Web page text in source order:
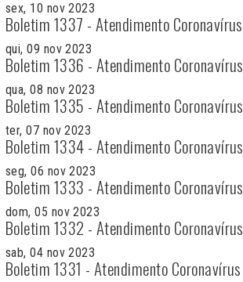
sex, 10 nov 2023
Boletim 1337 - Atendimento Coronavírus
qui, 09 nov 2023
Boletim 1336 - Atendimento Coronavírus
qua, 08 nov 2023
Boletim 1335 - Atendimento Coronavírus
ter, 07 nov 2023
Boletim 1334 - Atendimento Coronavírus
seg, 06 nov 2023
Boletim 1333 - Atendimento Coronavírus
dom, 05 nov 2023
Boletim 1332 - Atendimento Coronavírus
sab, 04 nov 2023
Boletim 1331 - Atendimento Coronavírus